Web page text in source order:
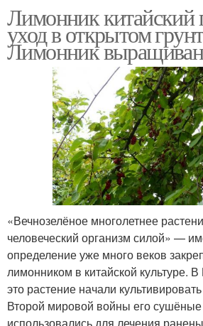
Лимонник китайский
уход в открытом
Лимонник
«Вечнозелёное многолетнее
человеческий организм силой» —
определение уже много веков
лимонником в китайской культуре.
это растение начали
Второй мировой войны его